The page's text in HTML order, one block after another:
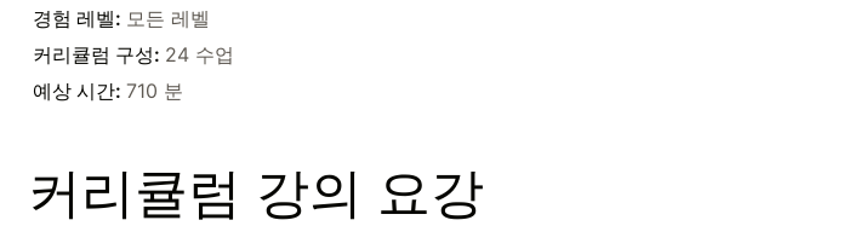
경험 레벨: 모든 레벨
커리큘럼 구성: 24 수업
예상 시간: 710 분
커리큘럼 강의 요강